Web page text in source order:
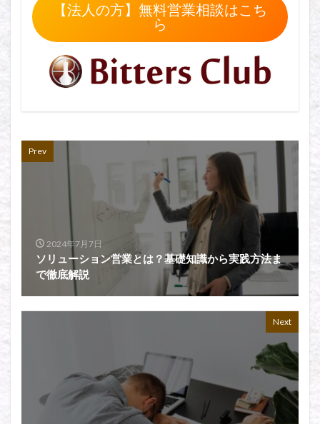
【法人の方】無料営業相談はこち
ら
Prev
2024年7月7日
ソリューション営業とは？基礎知識から実践方法ま
で徹底解説
Next